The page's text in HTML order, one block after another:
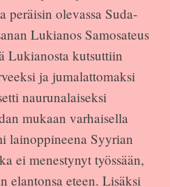
olevassa Suda-
Lukianos Samosateus
Lukianosta kutsuttiin
ja jumalattomaksi
naurunalaiseksi
mukaan varhaisella
lainoppineena Syyrian
ei menestynyt työssään,
elantonsa eteen. Lisäksi